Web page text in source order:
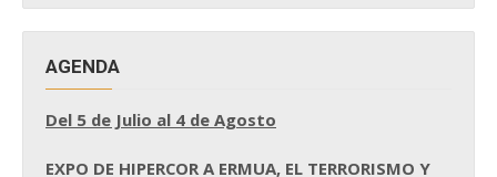
AGENDA
Del 5 de Julio al 4 de Agosto
EXPO DE HIPERCOR A ERMUA, EL TERRORISMO Y